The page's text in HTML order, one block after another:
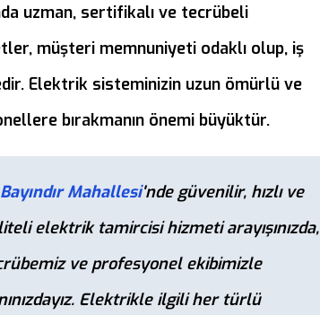
uzman, sertifikalı ve tecrübeli
müşteri memnuniyeti odaklı olup, iş
Elektrik sisteminizin uzun ömürlü ve
bırakmanın önemi büyüktür.
Bayındır Mahallesi'nde güvenilir, hızlı ve
elektrik tamircisi hizmeti arayışınızda,
ve profesyonel ekibimizle
Elektrikle ilgili her türlü